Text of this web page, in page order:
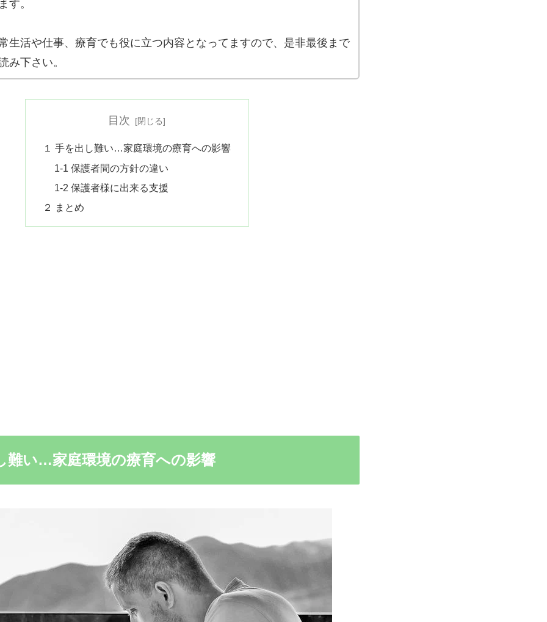
す。
生活や仕事、療育でも役に立つ内容となってますので、是非最後まで
み下さい。
目次
１ 手を出し難い…家庭環境の療育への影響
1-1 保護者間の方針の違い
1-2 保護者様に出来る支援
２ まとめ
難い…家庭環境の療育への影響